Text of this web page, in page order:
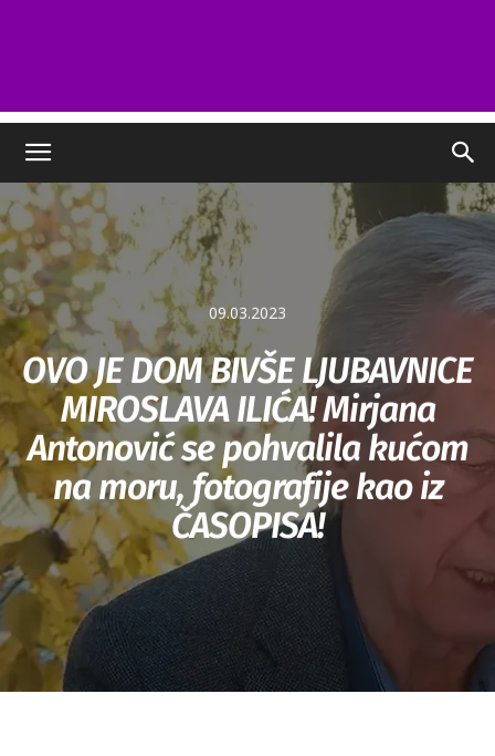
09.03.2023
OVO JE DOM BIVŠE LJUBAVNICE
MIROSLAVA ILIĆA! Mirjana
Antonović se pohvalila kućom
na moru, fotografije kao iz
ČASOPISA!